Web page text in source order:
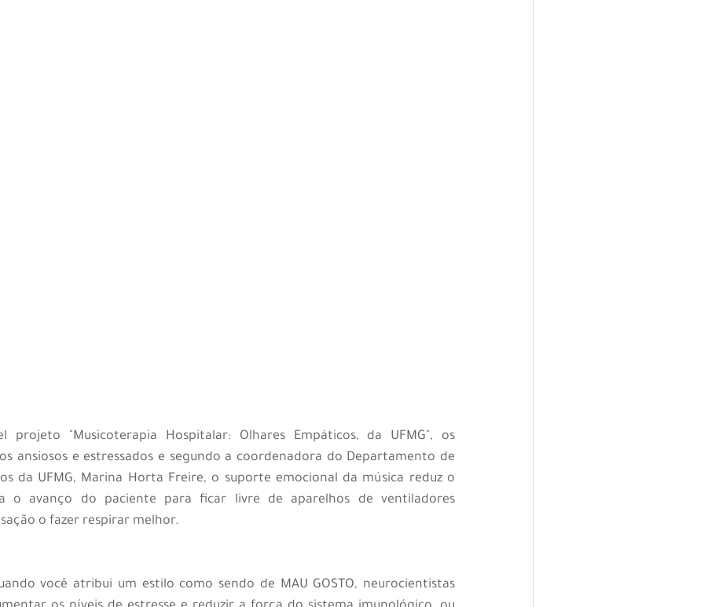
projeto "Musicoterapia Hospitalar: Olhares Empáticos, da UFMG", os
ansiosos e estressados e segundo a coordenadora do Departamento de
da UFMG, Marina Horta Freire, o suporte emocional da música reduz o
o avanço do paciente para ficar livre de aparelhos de ventiladores
o fazer respirar melhor.
você atribui um estilo como sendo de MAU GOSTO, neurocientistas